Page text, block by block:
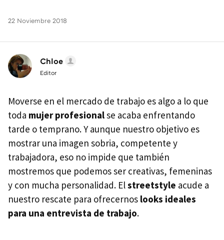
22 Noviembre 2018
Chloe
Editor
Moverse en el mercado de trabajo es algo a lo que
toda mujer profesionalse acaba enfrentando
tarde o temprano. Y aunque nuestro objetivo es
mostrar una imagen sobria, competente y
trabajadora, eso no impide que también
mostremos que podemos ser creativas, femeninas
y con mucha personalidad. Elstreetstyle acude a
nuestro rescate para ofrecernos looks ideales
para una entrevista de trabajo.